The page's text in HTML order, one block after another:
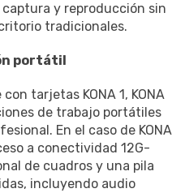
y reproducción sin
tradicionales.
portátil
tarjetas KONA 1, KONA
de trabajo portátiles
En el caso de KONA
a conectividad 12G-
de cuadros y una pila
incluyendo audio